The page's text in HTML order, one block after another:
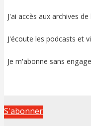
J'ai accès aux archives
J'écoute les podcasts et
Je m'abonne sans
S'abonner